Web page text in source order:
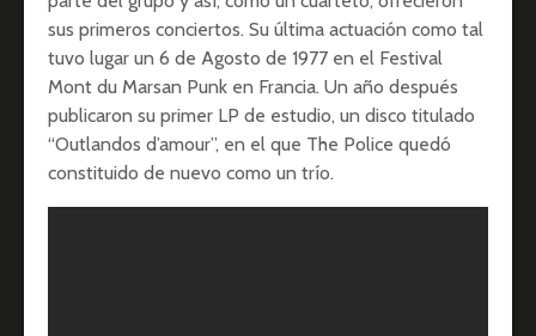
sus primeros conciertos. Su última actuación como tal
tuvo lugar un 6 de Agosto de 1977 en el Festival
Mont du Marsan Punk en Francia. Un año después
publicaron su primer LP de estudio, un disco titulado
“Outlandos d’amour”, en el que The Police quedó
constituido de nuevo como un trío.